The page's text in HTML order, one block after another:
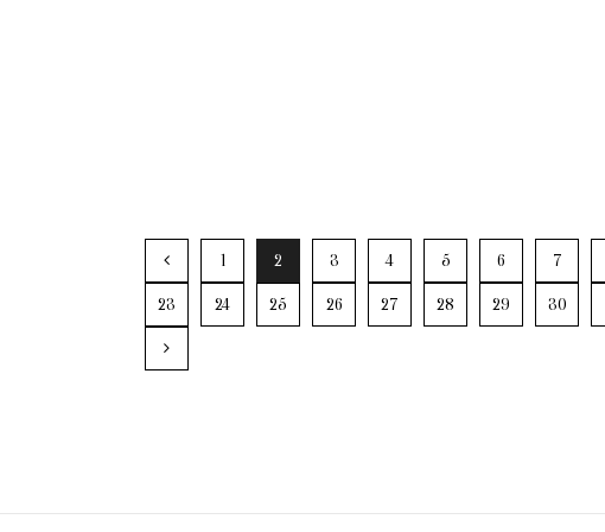
1 2 3 4 5 6 7
23 24 25 26 27 28 29 30